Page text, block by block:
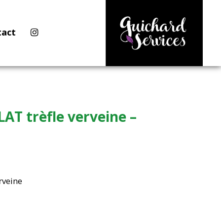
trèfle verveine –